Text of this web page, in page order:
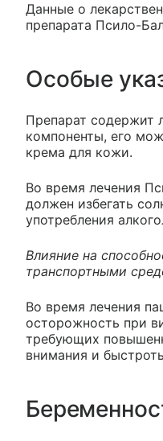
Данные о
препарата Псило-
Особые
Препарат содержит
компоненты, его
крема для кожи.
Во время лечения
должен избегать
употребления
Влияние на
транспортными
Во время лечения
осторожность при
требующих
внимания и